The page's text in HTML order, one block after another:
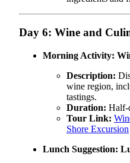
Day 6: Wine and
Morning Activity:
Description:
wine region,
tastings.
Duration: Half-
Tour Link:
Shore Excursion
Lunch Suggestion: